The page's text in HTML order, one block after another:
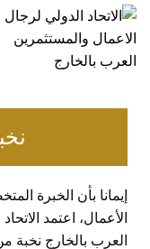
إيمانا بأن الخبرة
الأعمال، اعتمد
العرب بالخارج نخبة